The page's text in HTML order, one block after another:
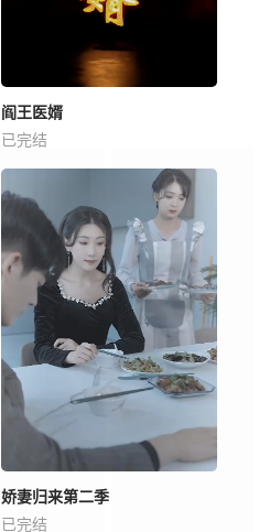
阎王医婿
已完结
娇妻归来第二季
已完结